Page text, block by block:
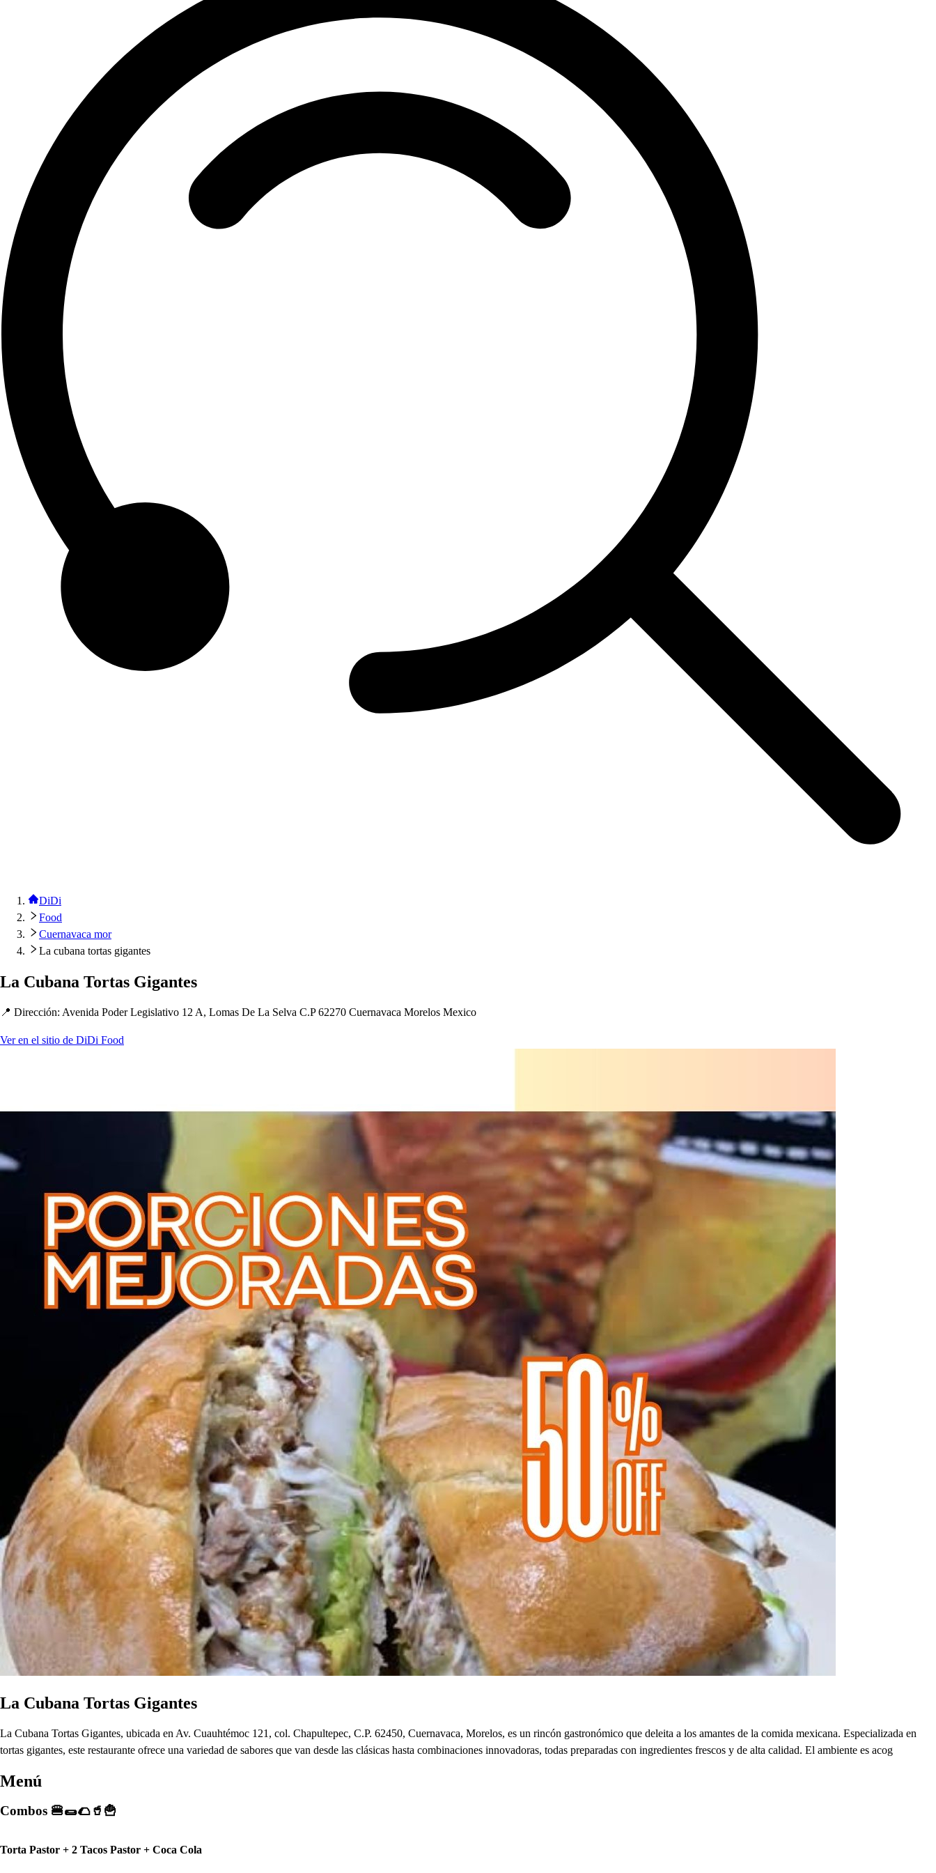
DiDi
Food
Cuernavaca mor
La cubana tortas gigantes
La Cubana Tortas Gigantes
📍 Dirección: Avenida Poder Legislativo 12 A, Lomas De La Selva C.P 62270 Cuernavaca Morelos Mexico
Ver en el sitio de DiDi Food
La Cubana Tortas Gigantes
La Cubana Tortas Gigantes, ubicada en Av. Cuauhtémoc 121, col. Chapultepec, C.P. 62450, Cuernavaca, Morelos, es un rincón gastronómico que deleita a los amantes de la comida mexicana. Especializada en
tortas gigantes, este restaurante ofrece una variedad de sabores que van desde las clásicas hasta combinaciones innovadoras, todas preparadas con ingredientes frescos y de alta calidad. El ambiente es acog
Menú
Combos 🍔🌯🌮🥤🍟
Torta Pastor + 2 Tacos Pastor + Coca Cola